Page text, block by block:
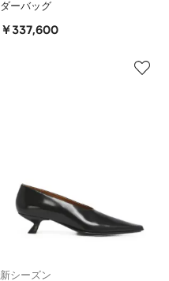
ダーバッグ
￥337,600
新シーズン